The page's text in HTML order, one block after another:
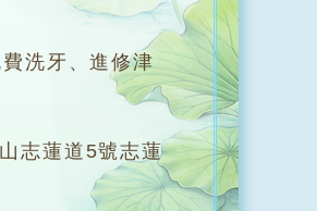
洗牙、進修津
志蓮道5號志蓮